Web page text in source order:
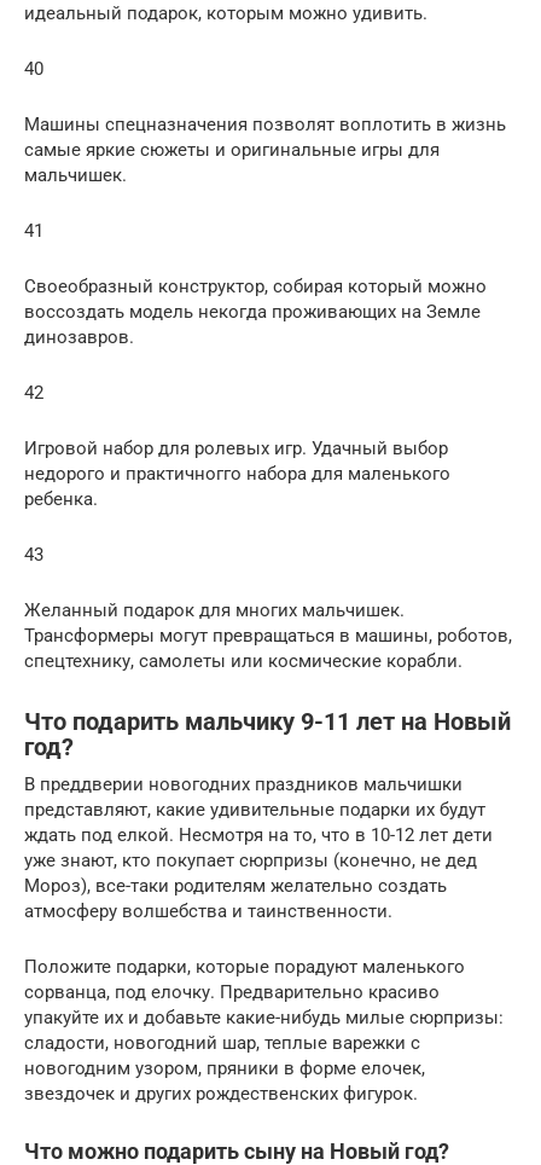
идеальный подарок, которым можно удивить.
40
Машины спецназначения позволят воплотить в жизнь
самые яркие сюжеты и оригинальные игры для
мальчишек.
41
Своеобразный конструктор, собирая который можно
воссоздать модель некогда проживающих на Земле
динозавров.
42
Игровой набор для ролевых игр. Удачный выбор
недорого и практичногго набора для маленького
ребенка.
43
Желанный подарок для многих мальчишек.
Трансформеры могут превращаться в машины, роботов,
спецтехнику, самолеты или космические корабли.
Что подарить мальчику 9-11 лет на Новый
год?
В преддверии новогодних праздников мальчишки
представляют, какие удивительные подарки их будут
ждать под елкой. Несмотря на то, что в 10-12 лет дети
уже знают, кто покупает сюрпризы (конечно, не дед
Мороз), все-таки родителям желательно создать
атмосферу волшебства и таинственности.
Положите подарки, которые порадуют маленького
сорванца, под елочку. Предварительно красиво
упакуйте их и добавьте какие-нибудь милые сюрпризы:
сладости, новогодний шар, теплые варежки с
новогодним узором, пряники в форме елочек,
звездочек и других рождественских фигурок.
Что можно подарить сыну на Новый год?